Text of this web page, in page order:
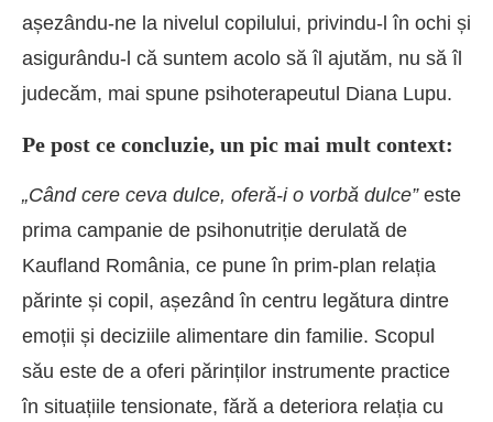
așezându-ne la nivelul copilului, privindu-l în ochi și
asigurându-l că suntem acolo să îl ajutăm, nu să îl
judecăm, mai spune psihoterapeutul Diana Lupu.
Pe post ce concluzie, un pic mai mult context:
„Când cere ceva dulce, oferă-i o vorbă dulce”este
prima campanie de psihonutriție derulată de
Kaufland România, ce pune în prim-plan relația
părinte și copil, așezând în centru legătura dintre
emoții și deciziile alimentare din familie. Scopul
său este de a oferi părinților instrumente practice
în situațiile tensionate, fără a deteriora relația cu